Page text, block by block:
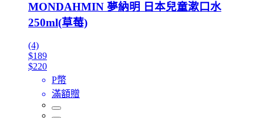
MONDAHMIN 夢納明 日本兒童漱口水
250ml(草莓)
(4)
$189
$220
P幣
滿額贈